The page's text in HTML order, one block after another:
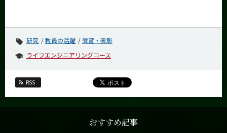
研究 教員の活躍
受賞・表彰
ライフエンジニアリングコース
RSS
おすすめ記事